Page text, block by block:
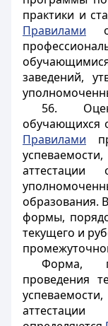
практики и
Правилами
заведений,
56.
обучающихся
Правилами
аттестации
образования.
формы,
текущего и
Форма,
проведения